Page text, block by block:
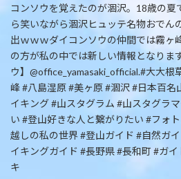
コンソウを覚えたのが涸沢。18歳の夏
ら笑いながら涸沢ヒュッテ名物おでん
出ｗｗｗダイコンソウの仲間では霧ヶ
の方が私の中では新しい情報となりま
ウ】@office_yamasaki_official.#大大根
峰 #八島湿原 #美ヶ原 #涸沢 #日本百名
イキング #山スタグラム #山スタグラ
い #登山好きな人と繋がりたい #フォ
越しの私の世界 #登山ガイド #自然ガ
イキングガイド #長野県 #長和町 #ガ
キ